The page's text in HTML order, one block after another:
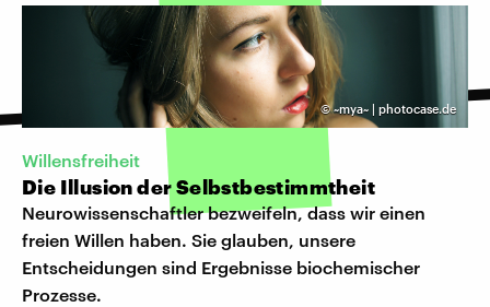
©~mya~ | photocase.de
Willensfreiheit
Die Illusion der Selbstbestimmtheit
Neurowissenschaftler bezweifeln, dass wir einen
freien Willen haben. Sie glauben, unsere
Entscheidungen sind Ergebnisse biochemischer
Prozesse.